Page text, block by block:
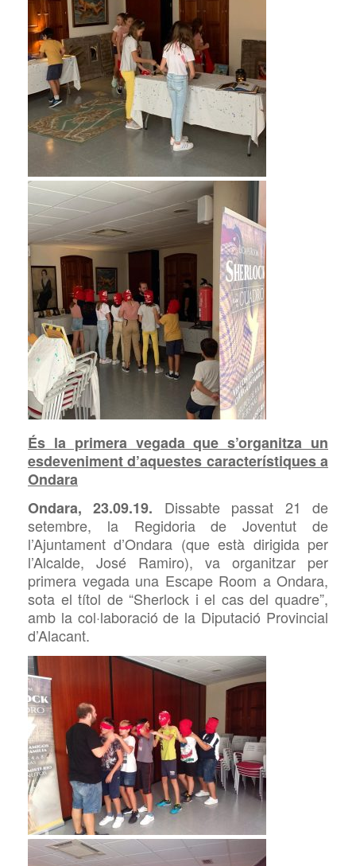
És la primera vegada que s’organitza un
esdeveniment d’aquestes característiques a
Ondara
Ondara,23.09.19. Dissabte passat 21 de
setembre, la Regidoria de Joventut de
l’Ajuntament d’Ondara (que està dirigida per
l’Alcalde, José Ramiro), va organitzar per
primera vegada una Escape Room a Ondara,
sota el títol de “Sherlock i el cas del quadre”,
amb la col·laboració de la Diputació Provincial
d’Alacant.